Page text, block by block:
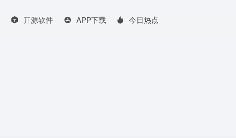
开源软件 APP下载 今日热点